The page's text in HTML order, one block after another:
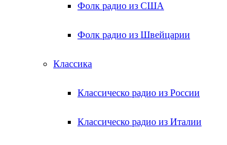
Фолк радио из США
Фолк радио из Швейцарии
Классика
Классическо радио из России
Классическо радио из Италии